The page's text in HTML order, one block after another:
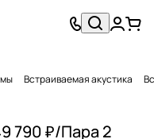
Встраиваемая акустика
790 ₽/Пара 2